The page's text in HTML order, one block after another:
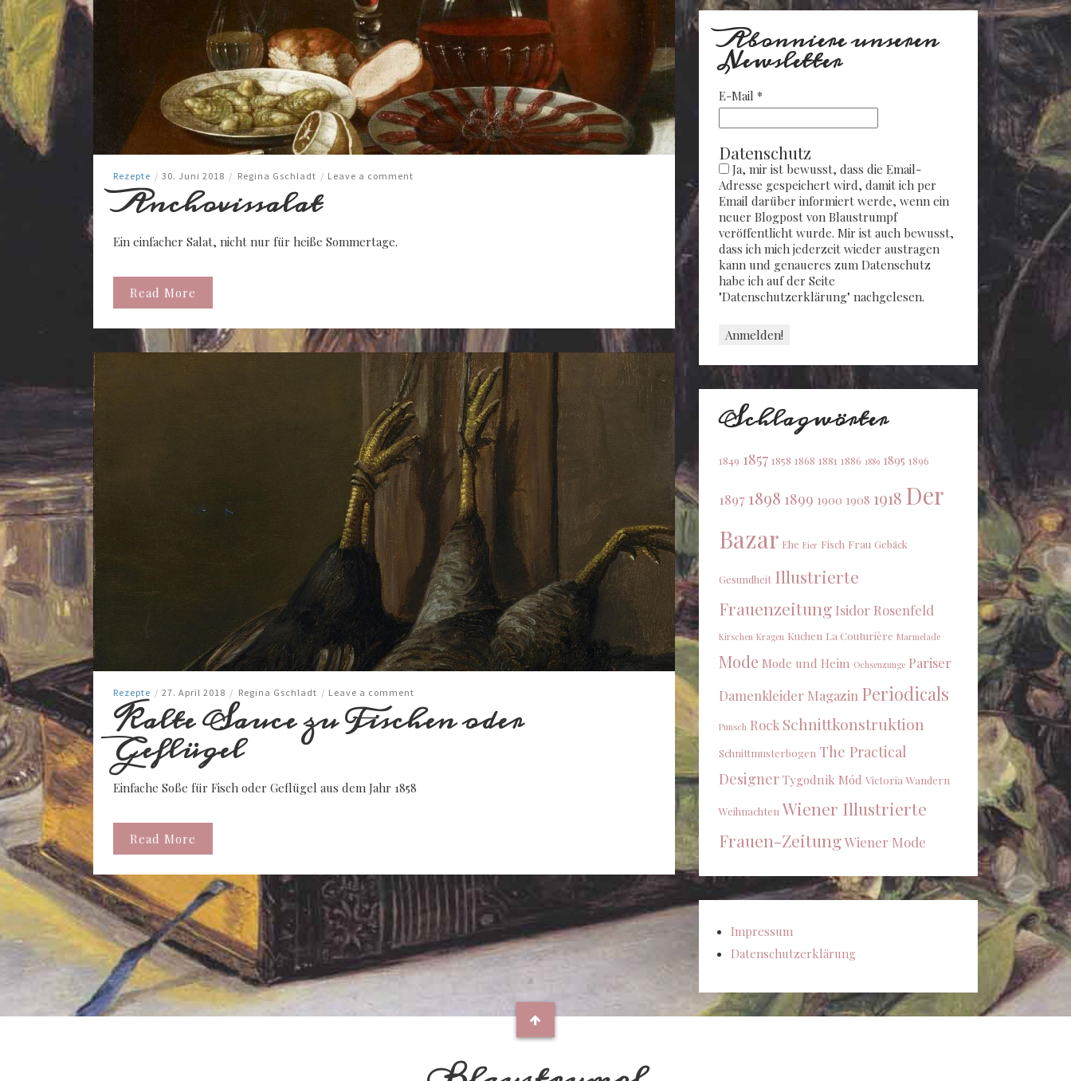
Rezepte / 30. Juni 2018 / Regina Gschladt / Leave a comment
Anchovissalat
Ein einfacher Salat, nicht nur für heiße Sommertage.
Read More
Rezepte / 27. April 2018 / Regina Gschladt / Leave a comment
Kalte Sauce zu Fischen oder
Geflügel
Einfache Soße für Fisch oder Geflügel aus dem Jahr 1858
Read More
Abonniere unseren
Newsletter
E-Mail *
Datenschutz
Ja, mir ist bewusst, dass die Email-
Adresse gespeichert wird, damit ich per
Email darüber informiert werde, wenn ein
neuer Blogpost von Blaustrumpf
veröffentlicht wurde. Mir ist auch bewusst,
dass ich mich jederzeit wieder austragen
kann und genaueres zum Datenschutz
habe ich auf der Seite
"Datenschutzerklärung" nachgelesen.
Schlagwörter
1849 1857 1858 1868 1881 1886 1889 1895 1896
18971898 1899 1900 1908 1918 Der
Bazar Ehe Eier Fisch Frau Gebäck
Gesundheit Illustrierte
Frauenzeitung Isidor Rosenfeld
Kirschen Kragen Kuchen La Couturière Marmelade
Mode Mode und Heim Ochsenzunge Pariser
Damenkleider Magazin Periodicals
Punsch Rock Schnittkonstruktion
Schnittmusterbogen The Practical
Designer Tygodnik Mód Victoria Wandern
Weihnachten Wiener Illustrierte
Frauen-ZeitungWiener Mode
Impressum
Datenschutzerklärung